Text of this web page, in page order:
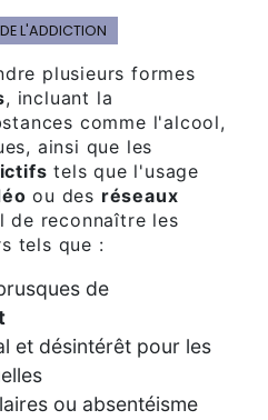
DE L'ADDICTION
plusieurs formes
, incluant la
comme l'alcool,
ainsi que les
tels que l'usage
ou des réseaux
de reconnaître les
tels que :
de
et désintérêt pour les
ou absentéisme